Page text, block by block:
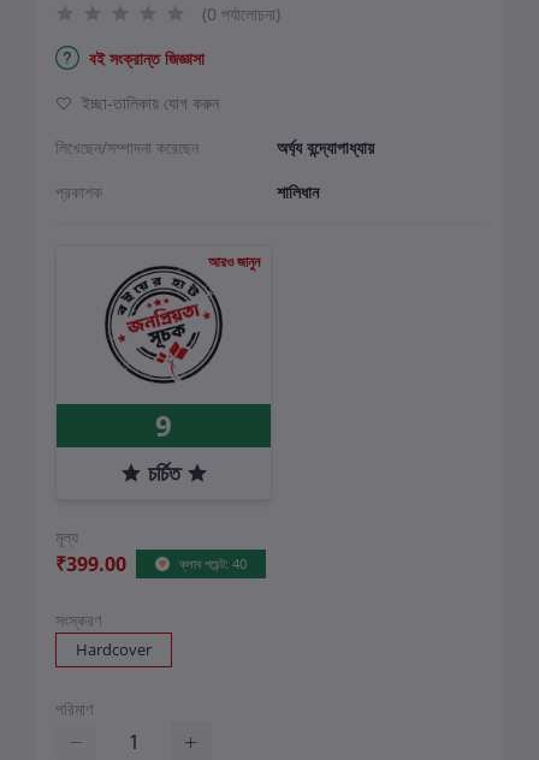
(0 পর্যালোচনা)
বই সংক্রান্ত জিজ্ঞাসা
ইচ্ছা-তালিকায় যোগ করুন
লিখেছেন/সম্পাদনা করেছেন
অর্ঘ্য বন্দ্যোপাধ্যায়
প্রকাশক
শালিধান
আরও জানুন
9
চর্চিত
মূল্য
₹399.00 ক্লাব পয়েন্ট: 40
সংস্করণ
Hardcover
পরিমাণ